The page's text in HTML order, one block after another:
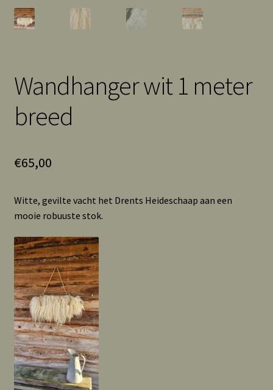
Wandhanger wit 1 meter
breed
€65,00
Witte, gevilte vacht het Drents Heideschaap aan een
mooie robuuste stok.